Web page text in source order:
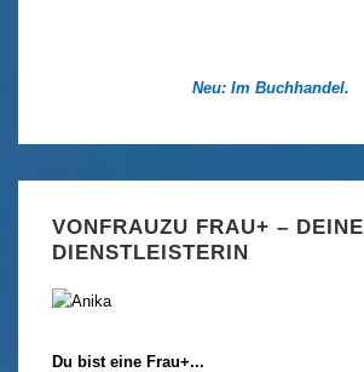
Neu: Im Buchhandel.
VONFRAUZU FRAU+ – DEINE
DIENSTLEISTERIN
Du bist eine Frau+...